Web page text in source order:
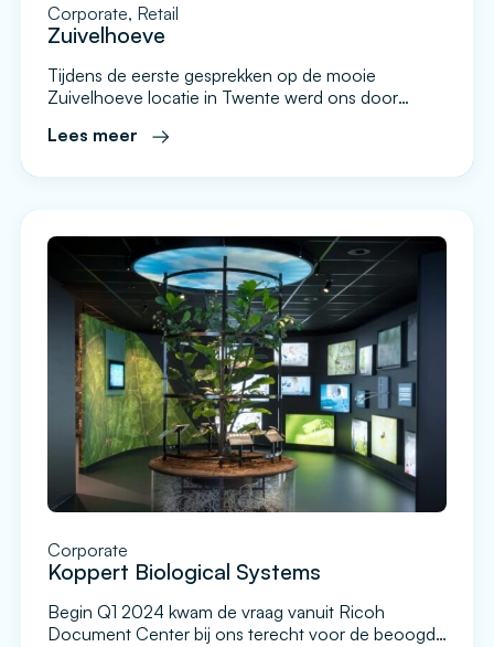
Corporate, Retail
Zuivelhoeve
Tijdens de eerste gesprekken op de mooie
Zuivelhoeve locatie in Twente werd ons door
duidelijk doel omschreven. Iedere bezoeker die een
Lees meer
Corporate
Koppert Biological Systems
Begin Q1 2024 kwam de vraag vanuit Ricoh
Document Center bij ons terecht voor de beoogde